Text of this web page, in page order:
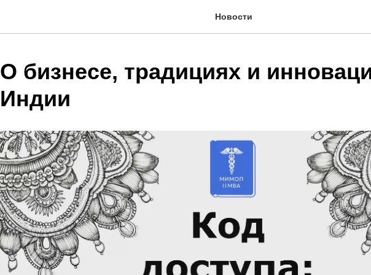
Новости
О бизнесе, традициях и
Индии